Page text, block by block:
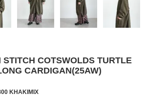
STITCH COTSWOLDS TURTLE
CARDIGAN(25AW)
KHAKIMIX